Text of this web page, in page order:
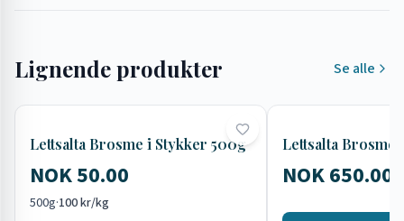
Lignende produkter Se alle
Utsolgt
Lettsalta Brosme i Stykker 500g
NOK 50.00
500g·100 kr/kg
Lettsalta Brosme
NOK 650.00